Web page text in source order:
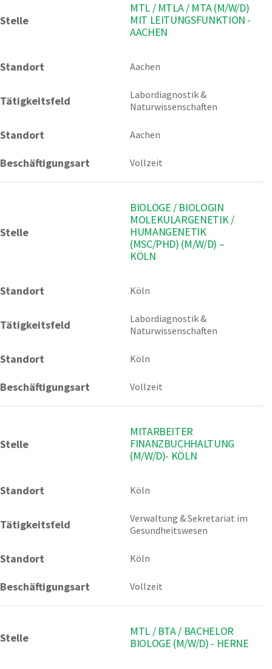
Stelle
MTL / MTLA / MTA (M/W/D)
MIT LEITUNGSFUNKTION -
AACHEN
Standort Aachen
Tätigkeitsfeld
Labordiagnostik &
Naturwissenschaften
Standort Aachen
Beschäftigungsart Vollzeit
Stelle
BIOLOGE / BIOLOGIN
MOLEKULARGENETIK /
HUMANGENETIK
(MSC/PHD) (M/W/D) –
KÖLN
Standort Köln
Tätigkeitsfeld
Labordiagnostik &
Naturwissenschaften
Standort Köln
Beschäftigungsart Vollzeit
Stelle
MITARBEITER
FINANZBUCHHALTUNG
(M/W/D)- KÖLN
Standort Köln
Tätigkeitsfeld
Verwaltung & Sekretariat im
Gesundheitswesen
Standort Köln
Beschäftigungsart Vollzeit
Stelle
MTL / BTA / BACHELOR
BIOLOGE (M/W/D) - HERNE